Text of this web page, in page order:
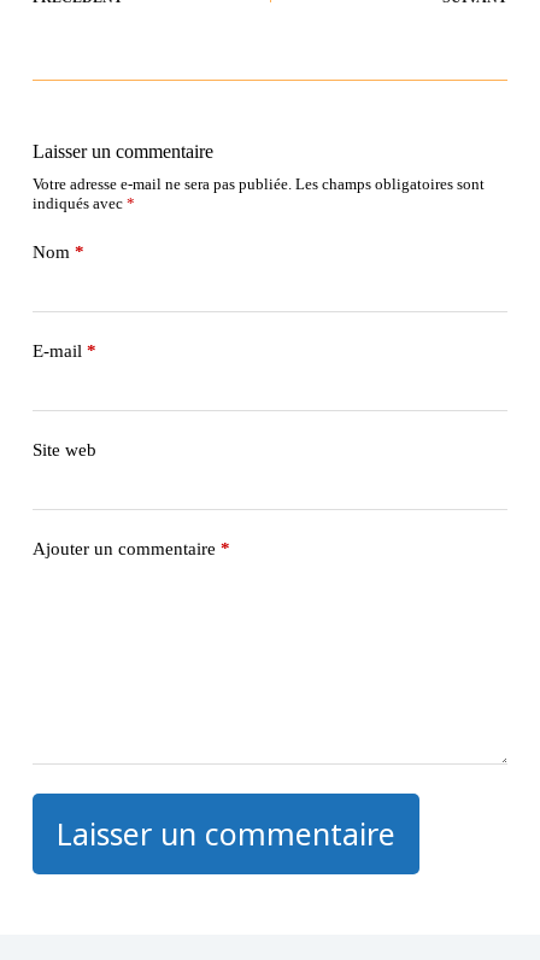
Laisser un commentaire
Votre adresse e-mail ne sera pas publiée. Les champs obligatoires sont
indiqués avec *
Nom *
E-mail *
Site web
Ajouter un commentaire *
Laisser un commentaire